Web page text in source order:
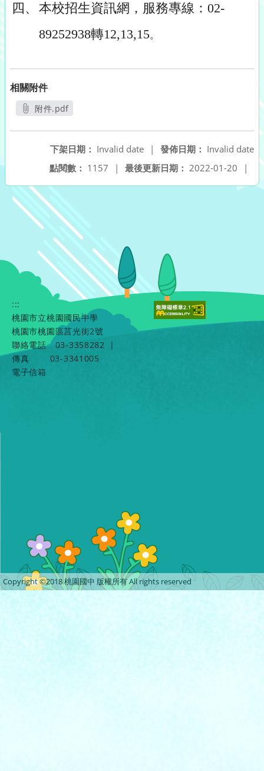
四、 本校招生資訊網，服務專線：02-
89252938轉12,13,15。
相關附件
附件.pdf
發佈日期： Invalid date
下架日期： Invalid date
|
最後更新日期： 2022-01-20 |
點閱數： 1157 |
:::
桃園市立桃園國民中學
桃園市桃園區莒光街2號
聯絡電話
03-3358282
|
傳真
03-3341005
電子信箱
Copyright ©2018 桃園國中 版權所有 All rights reserved